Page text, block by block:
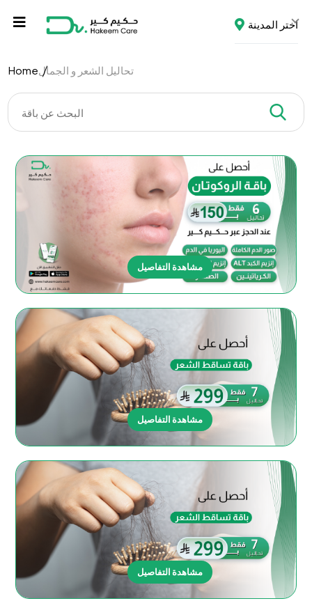
اختر المدينة
Homeتحاليل الشعر و الجمال
مشاهدة التفاصيل
مشاهدة التفاصيل
مشاهدة التفاصيل